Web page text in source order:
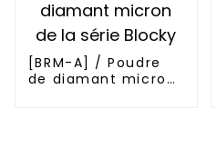
[BRM-A] / Poudre
de diamant micron